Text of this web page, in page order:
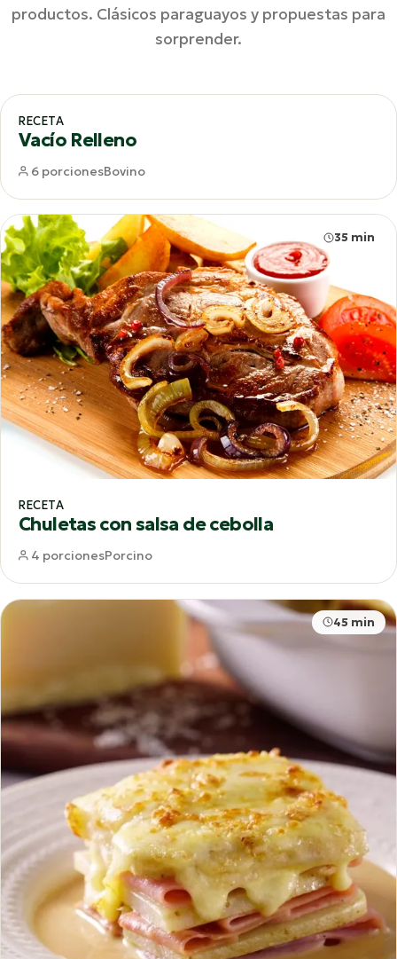
productos. Clásicos paraguayos y propuestas para
sorprender.
RECETA
Vacío Relleno
6 porcionesBovino
35 min
RECETA
Chuletas con salsa de cebolla
4 porcionesPorcino
45 min